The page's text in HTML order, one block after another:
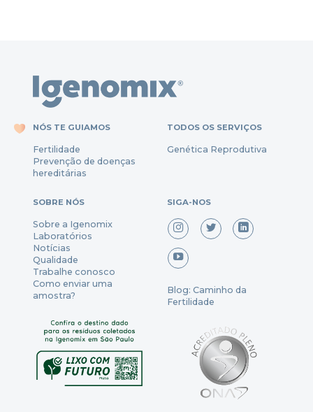
NÓS TE GUIAMOS
Fertilidade
Prevenção dedoenças
hereditárias
TODOS OS SERVIÇOS
Genética Reprodutiva
SOBRE NÓS
Sobre a Igenomix
Laboratórios
Notícias
Qualidade
Trabalhe conosco
Como enviar uma
amostra?
SIGA-NOS
Blog: Caminho da
Fertilidade